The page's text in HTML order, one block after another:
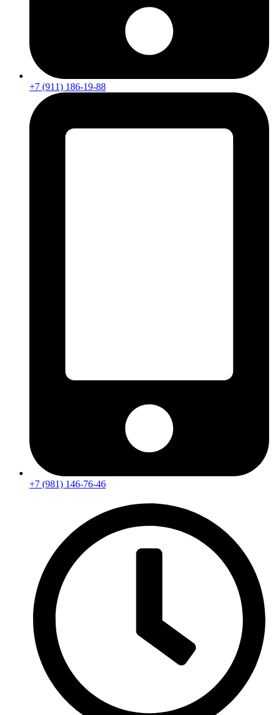
+7 (911) 186-19-88
+7 (981) 146-76-46